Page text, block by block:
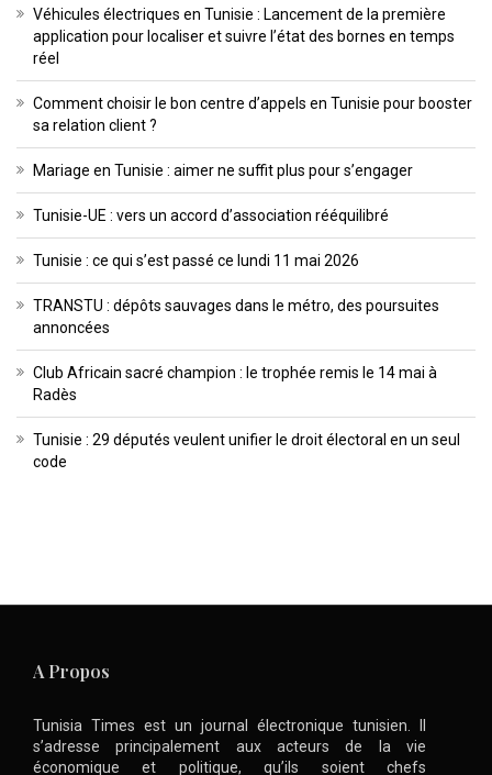
Véhicules électriques en Tunisie : Lancement de la première
application pour localiser et suivre l’état des bornes en temps
réel
Comment choisir le bon centre d’appels en Tunisie pour booster
sa relation client ?
Mariage en Tunisie : aimer ne suffit plus pour s’engager
Tunisie-UE : vers un accord d’association rééquilibré
Tunisie : ce qui s’est passé ce lundi 11 mai 2026
TRANSTU : dépôts sauvages dans le métro, des poursuites
annoncées
Club Africain sacré champion : le trophée remis le 14 mai à
Radès
Tunisie : 29 députés veulent unifier le droit électoral en un seul
code
A Propos
Tunisia Times est un journal électronique tunisien. Il
s’adresse principalement aux acteurs de la vie
économique et politique, qu’ils soient chefs